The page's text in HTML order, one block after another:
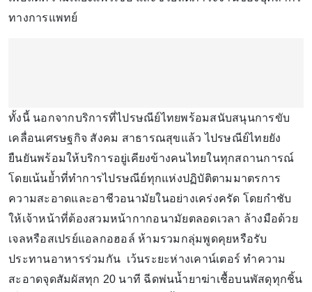
ทางการแพทย์
ทั้งนี้ นอกจากบริการที่ไปรษณีย์ไทยพร้อมสนับสนุนการขับ
เคลื่อนเศรษฐกิจ สังคม สาธารณสุขแล้ว ไปรษณีย์ไทยยัง
ยืนยันพร้อมให้บริการอยู่เคียงข้างคนไทยในทุกสถานการณ์
โดยเน้นย้ำที่ทำการไปรษณีย์ทุกแห่งปฏิบัติตามมาตรการ
ความสะอาดและอาชีวอนามัยในอย่างเคร่งครัด โดยกำชับ
ให้เจ้าหน้าที่ต้องสวมหน้ากากอนามัยตลอดเวลา ล้างมือด้วย
เจลหรือสเปรย์แอลกอฮอล์ ห้ามรวมกลุ่มพูดคุยหรือรับ
ประทานอาหารร่วมกัน เว้นระยะห่างเคาน์เตอร์ ทำความ
สะอาดจุดสัมผัสทุก 20 นาที ฉีดพ่นน้ำยาฆ่าเชื้อบนพัสดุทุกชิ้น